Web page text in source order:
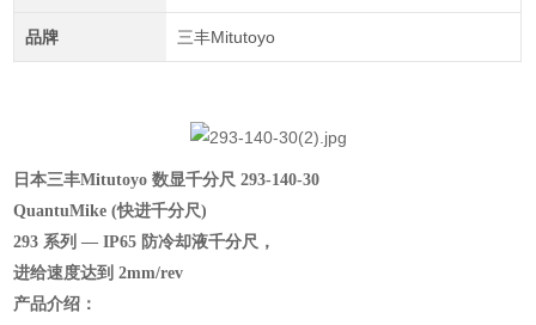
品牌 三丰Mitutoyo
日本三丰Mitutoyo 数显千分尺 293-140-30
QuantuMike(快进千分尺)
293系列 — IP65 防冷却液千分尺，
进给速度达到 2mm/rev
产品介绍：